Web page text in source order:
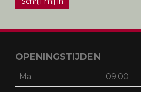
Voornaam
Schrijf mij in